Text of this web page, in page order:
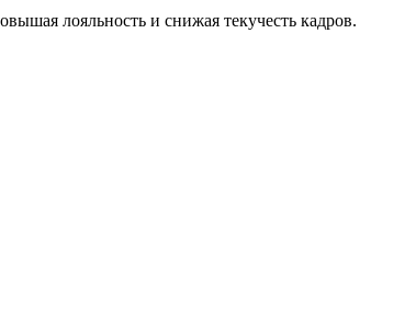
лояльность и снижая текучесть кадров.